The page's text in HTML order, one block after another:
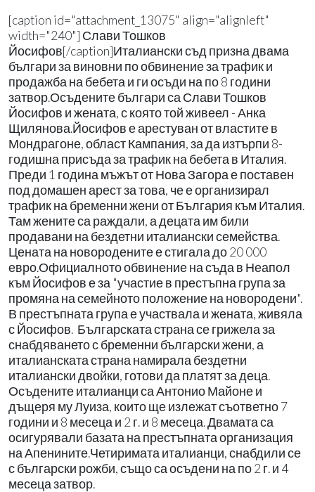
[caption id="attachment_13075" align="alignleft"
width="240"] Слави Тошков
Йосифов[/caption]Италиански съд призна двама
българи за виновни по обвинение за трафик и
продажба на бебета и ги осъди на по 8 години
затвор.Осъдените българи са Слави Тошков
Йосифов и жената, с която той живеел - Анка
Щилянова.Йосифов е арестуван от властите в
Мондрагоне, област Кампания, за да изтърпи 8-
годишна присъда за трафик на бебета в Италия.
Преди 1 година мъжът от Нова Загора е поставен
под домашен арест за това, че е организирал
трафик на бременни жени от България към Италия.
Там жените са раждали, а децата им били
продавани на бездетни италиански семейства.
Цената на новородените е стигала до 20 000
евро.Официалното обвинение на съда в Неапол
към Йосифов е за "участие в престъпна група за
промяна на семейното положение на новородени".
В престъпната група е участвала и жената, живяла
с Йосифов. Българската страна се грижела за
снабдяването с бременни български жени, а
италианската страна намирала бездетни
италиански двойки, готови да платят за деца.
Осъдените италианци са Антонио Майоне и
дъщеря му Луиза, които ще излежат съответно 7
години и 8 месеца и 2 г. и 8 месеца. Двамата са
осигурявали базата на престъпната организация
на Апенините.Четиримата италианци, снабдили се
с български рожби, също са осъдени на по 2 г. и 4
месеца затвор.